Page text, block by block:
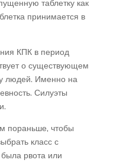
таблетку как
принимается в
КПК в период
о существующем
людей. Именно на
Силуэты
пораньше, чтобы
класс с
рвота или